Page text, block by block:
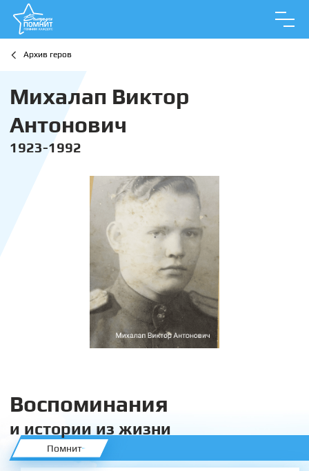
Архив геров
Михалап Виктор
Антонович
1923-1992
Воспоминания
и истории из жизни
Помнит